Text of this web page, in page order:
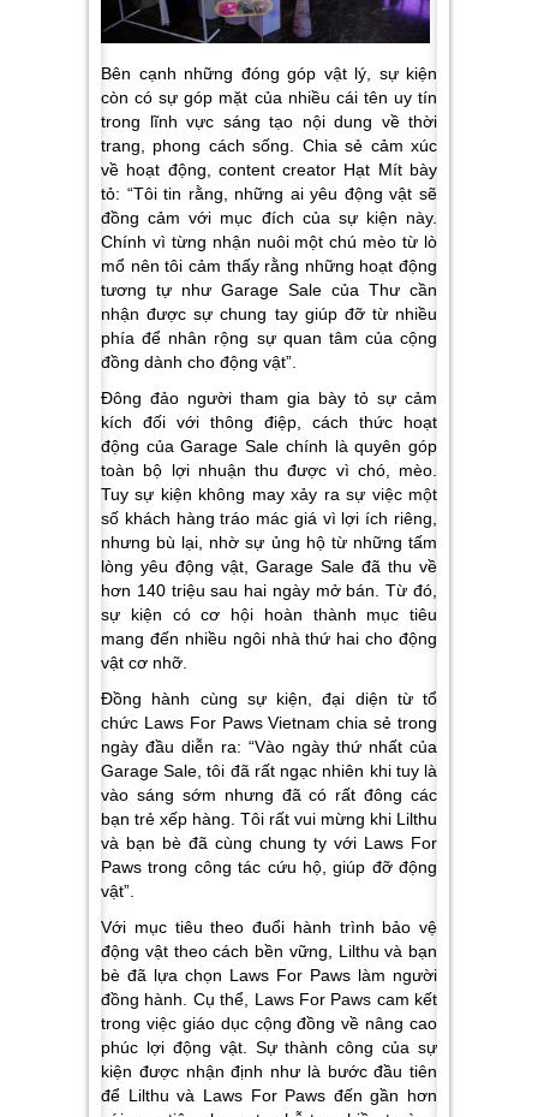
Bên cạnh những đóng góp vật lý, sự kiện
còn có sự góp mặt của nhiều cái tên uy tín
trong lĩnh vực sáng tạo nội dung về thời
trang, phong cách sống. Chia sẻ cảm xúc
về hoạt động, content creator Hạt Mít bày
tỏ: “Tôi tin rằng, những ai yêu động vật sẽ
đồng cảm với mục đích của sự kiện này.
Chính vì từng nhận nuôi một chú mèo từ lò
mổ nên tôi cảm thấy rằng những hoạt động
tương tự như Garage Sale của Thư cần
nhận được sự chung tay giúp đỡ từ nhiều
phía để nhân rộng sự quan tâm của cộng
đồng dành cho động vật”.
Đông đảo người tham gia bày tỏ sự cảm
kích đối với thông điệp, cách thức hoạt
động của Garage Sale chính là quyên góp
toàn bộ lợi nhuận thu được vì chó, mèo.
Tuy sự kiện không may xảy ra sự việc một
số khách hàng tráo mác giá vì lợi ích riêng,
nhưng bù lại, nhờ sự ủng hộ từ những tấm
lòng yêu động vật, Garage Sale đã thu về
hơn 140 triệu sau hai ngày mở bán. Từ đó,
sự kiện có cơ hội hoàn thành mục tiêu
mang đến nhiều ngôi nhà thứ hai cho động
vật cơ nhỡ.
Đồng hành cùng sự kiện, đại diện từ tổ
chức Laws For Paws Vietnam chia sẻ trong
ngày đầu diễn ra: “Vào ngày thứ nhất của
Garage Sale, tôi đã rất ngạc nhiên khi tuy là
vào sáng sớm nhưng đã có rất đông các
bạn trẻ xếp hàng. Tôi rất vui mừng khi Lilthu
và bạn bè đã cùng chung ty với Laws For
Paws trong công tác cứu hộ, giúp đỡ động
vật”.
Với mục tiêu theo đuổi hành trình bảo vệ
động vật theo cách bền vững, Lilthu và bạn
bè đã lựa chọn Laws For Paws làm người
đồng hành. Cụ thể, Laws For Paws cam kết
trong việc giáo dục cộng đồng về nâng cao
phúc lợi động vật. Sự thành công của sự
kiện được nhận định như là bước đầu tiên
để Lilthu và Laws For Paws đến gần hơn